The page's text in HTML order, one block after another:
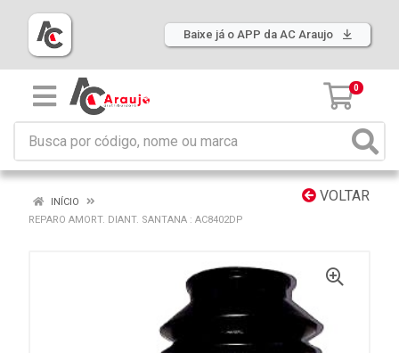
Baixe já o APP da AC Araujo
0
VOLTAR
INÍCIO
REPARO AMORT. DIANT. SANTANA : AC8402DP